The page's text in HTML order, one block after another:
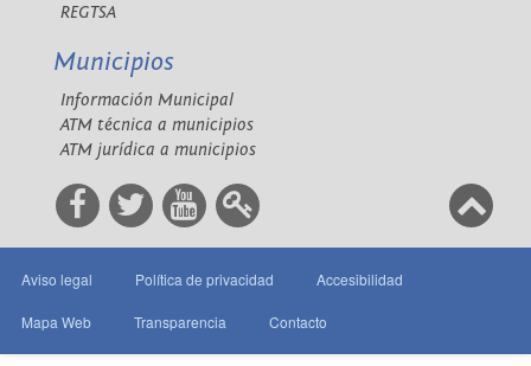
REGTSA
Municipios
Información Municipal
ATM técnica a municipios
ATM jurídica a municipios
Aviso legal Política de privacidad Accesibilidad
Mapa Web Transparencia Contacto